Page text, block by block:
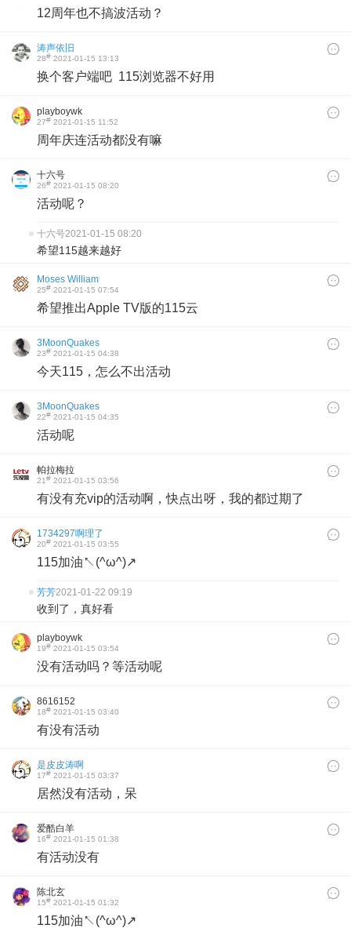
12周年也不搞波活动？
涛声依旧
28# 2021-01-15 13:13
换个客户端吧 115浏览器不好用
playboywk
27# 2021-01-15 11:52
周年庆连活动都没有嘛
十六号
26# 2021-01-15 08:20
活动呢？
十六号2021-01-15 08:20
希望115越来越好
Moses William
25# 2021-01-15 07:54
希望推出Apple TV版的115云
3MoonQuakes
23# 2021-01-15 04:38
今天115，怎么不出活动
3MoonQuakes
22# 2021-01-15 04:35
活动呢
帕拉梅拉
21# 2021-01-15 03:56
有没有充vip的活动啊，快点出呀，我的都过期了
1734297啊理了
20# 2021-01-15 03:55
115加油↖(^ω^)↗
芳芳2021-01-22 09:19
收到了，真好看
playboywk
19# 2021-01-15 03:54
没有活动吗？等活动呢
8616152
18# 2021-01-15 03:40
有没有活动
是皮皮涛啊
17# 2021-01-15 03:37
居然没有活动，呆
爱酷白羊
16# 2021-01-15 01:38
有活动没有
陈北玄
15# 2021-01-15 01:32
115加油↖(^ω^)↗